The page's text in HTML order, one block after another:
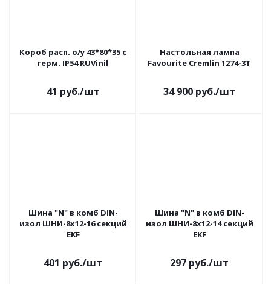
Короб расп. о/у 43*80*35 с
герм. IP54 RUVinil
41 руб./шт
Настольная лампа
Favourite Cremlin 1274-3T
34 900 руб./шт
Шина "N" в комб DIN-
изол ШНИ-8х12-16 секций
EKF
401 руб./шт
Шина "N" в комб DIN-
изол ШНИ-8х12-14 секций
EKF
297 руб./шт